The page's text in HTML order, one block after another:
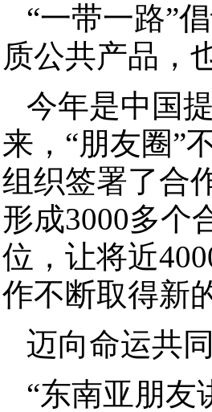
“一带一路”
质公共产品，
今年是中国
来，“朋友圈”
组织签署了合
形成3000多个
位，让将近
作不断取得新
迈向命运共
“东南亚朋友